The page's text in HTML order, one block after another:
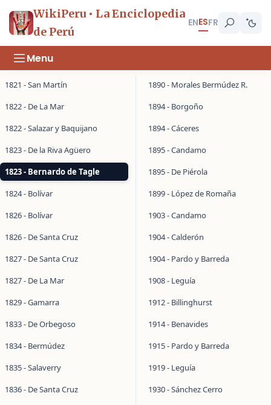
WikiPeru • La Enciclopedia
de Perú
ENESFR
Menu
1821 - San Martín
1822 - De La Mar
1822 - Salazar y Baquijano
1823 - De la Riva Agüero
1823 - Bernardo de Tagle
1824 - Bolívar
1826 - Bolívar
1826 - De Santa Cruz
1827 - De Santa Cruz
1827 - De La Mar
1829 - Gamarra
1833 - De Orbegoso
1834 - Bermúdez
1835 - Salaverry
1836 - De Santa Cruz
1890 - Morales Bermúdez R.
1894 - Borgoño
1894 - Cáceres
1895 - Candamo
1895 - De Piérola
1899 - López de Romaña
1903 - Candamo
1904 - Calderón
1904 - Pardo y Barreda
1908 - Leguía
1912 - Billinghurst
1914 - Benavides
1915 - Pardo y Barreda
1919 - Leguía
1930 - Sánchez Cerro